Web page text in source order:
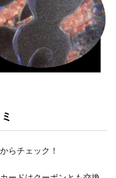
らチェック！